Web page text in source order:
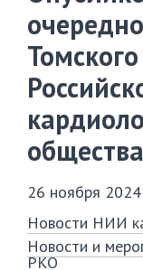
общества
26 ноября 2024
Новости НИИ
Новости и
РКО